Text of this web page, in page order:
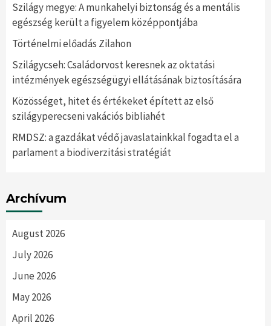
Szilágy megye: A munkahelyi biztonság és a mentális
egészség került a figyelem középpontjába
Történelmi előadás Zilahon
Szilágycseh: Családorvost keresnek az oktatási
intézmények egészségügyi ellátásának biztosítására
Közösséget, hitet és értékeket épített az első
szilágyperecseni vakációs bibliahét
RMDSZ: a gazdákat védő javaslatainkkal fogadta el a
parlament a biodiverzitási stratégiát
Archívum
August 2026
July 2026
June 2026
May 2026
April 2026